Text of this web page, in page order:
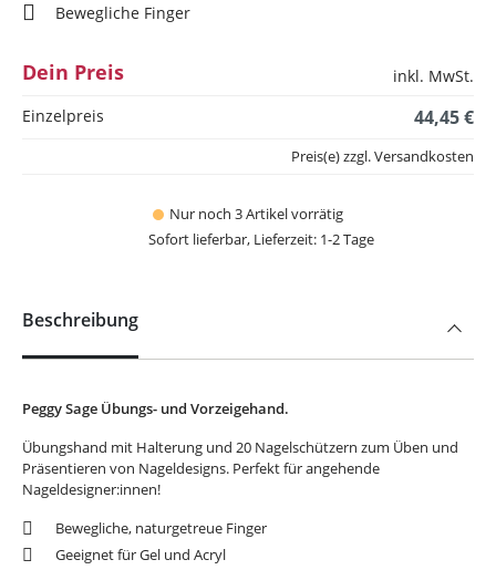
Bewegliche Finger
Dein Preis
inkl. MwSt.
Einzelpreis
44,45 €
Nur noch 3 Artikel vorrätig
Sofort lieferbar, Lieferzeit: 1-2 Tage
Preis(e) zzgl. Versandkosten
Beschreibung
Peggy Sage Übungs- und Vorzeigehand.
Übungshand mit Halterung und 20 Nagelschützern zum Üben und
Präsentieren von Nageldesigns. Perfekt für angehende
Nageldesigner:innen!
Bewegliche, naturgetreue Finger
Geeignet für Gel und Acryl